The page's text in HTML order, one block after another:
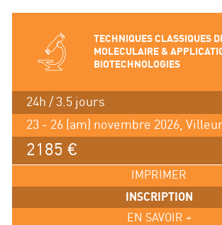
TECHNIQUES CLASSIQUES
MOLECULAIRE &
BIOTECHNOLOGIES
24h / 3.5 jours
23 - 26 (am) novembre 2026,
2185 €
IMPRIMER
INSCRIPTION
EN SAVOIR +